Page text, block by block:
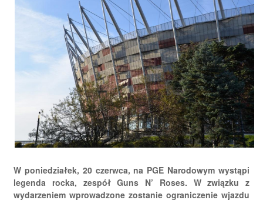
W poniedziałek, 20 czerwca, na PGE Narodowym wystąpi
legenda rocka, zespół Guns N’ Roses. W związku z
wydarzeniem wprowadzone zostanie ograniczenie wjazdu